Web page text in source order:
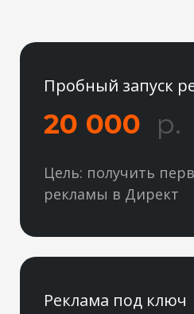
Пробный запуск
20 000 р.
Цель: получить
рекламы в Директ
Реклама под ключ